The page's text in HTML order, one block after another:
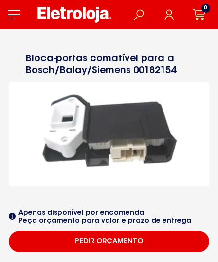
0
Bloca-portas comatível para a
Bosch/Balay/Siemens 00182154
Apenas disponível por encomenda
Peça orçamento para valor e prazo de entrega
PEDIR ORÇAMENTO